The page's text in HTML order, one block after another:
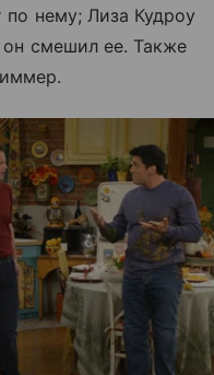
по нему; Лиза Кудроу
он смешил ее. Также